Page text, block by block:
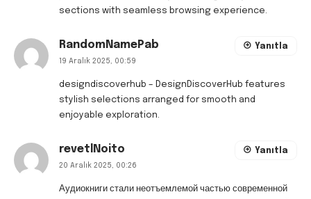
sections with seamless browsing experience.
RandomNamePab
19 Aralık 2025, 00:59
designdiscoverhub – DesignDiscoverHub features
stylish selections arranged for smooth and
enjoyable exploration.
Yanıtla
revetlNoito
20 Aralık 2025, 00:26
Аудиокниги стали неотъемлемой частью современной
Yanıtla